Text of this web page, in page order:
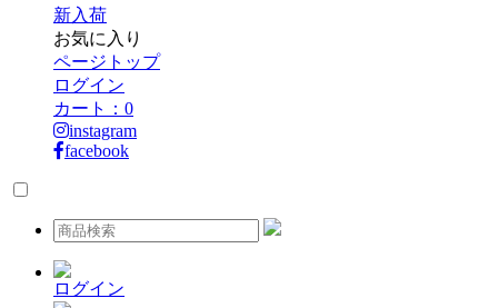
新入荷
お気に入り
ページトップ
ログイン
カート： 0
instagram
facebook
ログイン